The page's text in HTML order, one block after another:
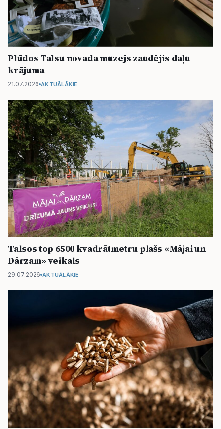
Plūdos Talsu novada muzejs zaudējis daļu
krājuma
21.07.2026 AKTUĀLĀKIE
Talsos top 6500 kvadrātmetru plašs «Mājai un
Dārzam» veikals
29.07.2026 AKTUĀLĀKIE